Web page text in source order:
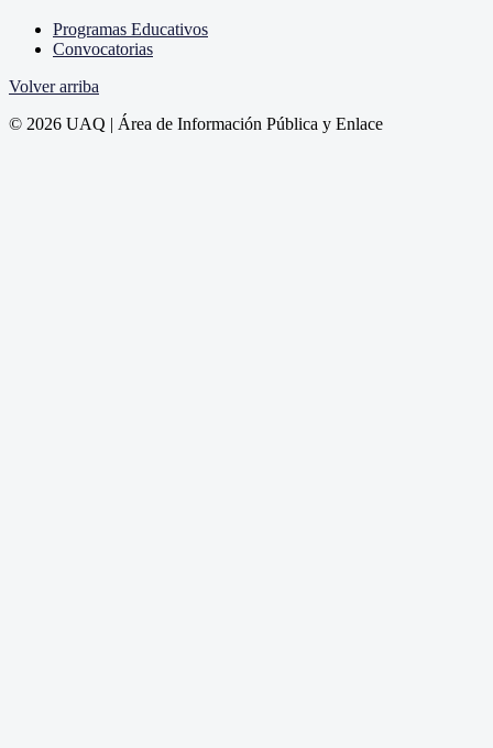
Programas Educativos
Convocatorias
Volver arriba
© 2026 UAQ | Área de Información Pública y Enlace